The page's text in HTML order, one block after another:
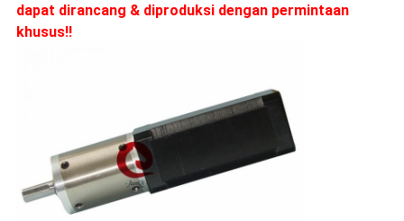
dapat dirancang & diproduksi dengan permintaan
khusus!!